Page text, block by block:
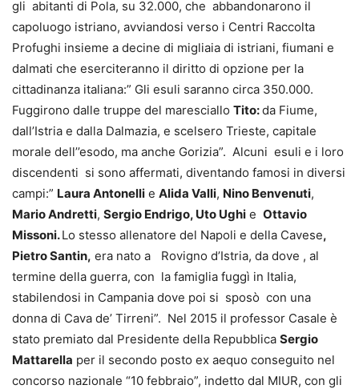
gli abitanti di Pola, su 32.000, che abbandonarono il
capoluogo istriano, avviandosi verso i Centri Raccolta
Profughi insieme a decine di migliaia di istriani, fiumani e
dalmati che eserciteranno il diritto di opzione per la
cittadinanza italiana:” Gli esuli saranno circa 350.000.
Fuggirono dalle truppe del maresciallo Tito:da Fiume,
dall’Istria e dalla Dalmazia, e scelsero Trieste, capitale
morale dell’’esodo, ma anche Gorizia”. Alcuni esuli e i loro
discendenti si sono affermati, diventando famosi in diversi
campi:” Laura Antonelli e Alida Valli, Nino Benvenuti,
Mario Andretti, Sergio Endrigo, Uto Ughi e Ottavio
Missoni.Lo stesso allenatore del Napoli e della Cavese,
Pietro Santin, era nato a
Rovigno d’Istria, da dove , al
termine della guerra, con la famiglia fuggì in Italia,
stabilendosi in Campania dove poi si sposò con una
donna di Cava de’ Tirreni”. Nel 2015 il professor Casale è
stato premiato dal Presidente della Repubblica Sergio
Mattarella per il secondo posto ex aequo conseguito nel
concorso nazionale “10 febbraio”, indetto dal MIUR, con gli